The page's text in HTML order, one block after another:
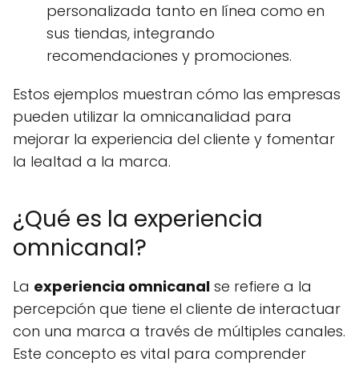
personalizada tanto en línea como en
sus tiendas, integrando
recomendaciones y promociones.
Estos ejemplos muestran cómo las empresas
pueden utilizar la omnicanalidad para
mejorar la experiencia del cliente y fomentar
la lealtad a la marca.
¿Qué es la experiencia
omnicanal?
La experiencia omnicanal se refiere a la
percepción que tiene el cliente de interactuar
con una marca a través de múltiples canales.
Este concepto es vital para comprender